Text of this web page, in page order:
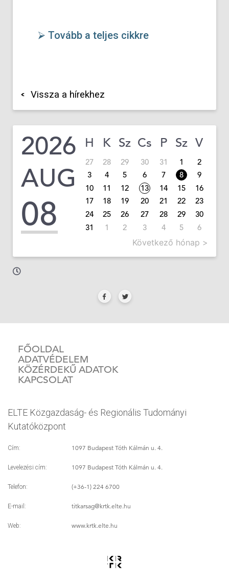
⮚ Tovább a teljes cikkre
Vissza a hírekhez
2026
AUG
08
H K Sz Cs P Sz V
27 28 29 30 31 1
2
3
4 5 6 7 8
9
10
11 12 13 14 15
16
17
18 19 20 21 22
23
24
25 26 27 28 29
30
31
1 2 3 4 5 6
Következő hónap >
FŐOLDAL
ADATVÉDELEM
KÖZÉRDEKŰ ADATOK
KAPCSOLAT
ELTE Közgazdaság- és Regionális Tudományi
Kutatóközpont
Cím: 1097 Budapest Tóth Kálmán u. 4.
Levelezési cím: 1097 Budapest Tóth Kálmán u. 4.
Telefon: (+36-1) 224 6700
E-mail: titkarsag@krtk.elte.hu
Web: www.krtk.elte.hu